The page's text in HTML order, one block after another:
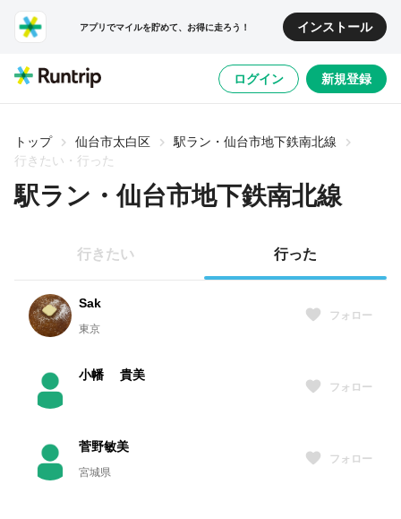
アプリでマイルを貯めて、お得に走ろう！ インストール
ログイン 新規登録
トップ 仙台市太白区
駅ラン・仙台市地下鉄南北線
行きたい・行った
駅ラン・仙台市地下鉄南北線
行きたい 行った
Sak
東京
フォロー
小幡 貴美
フォロー
菅野敏美
宮城県
フォロー